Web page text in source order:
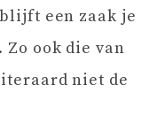
een zaak je
ook die van
niet de